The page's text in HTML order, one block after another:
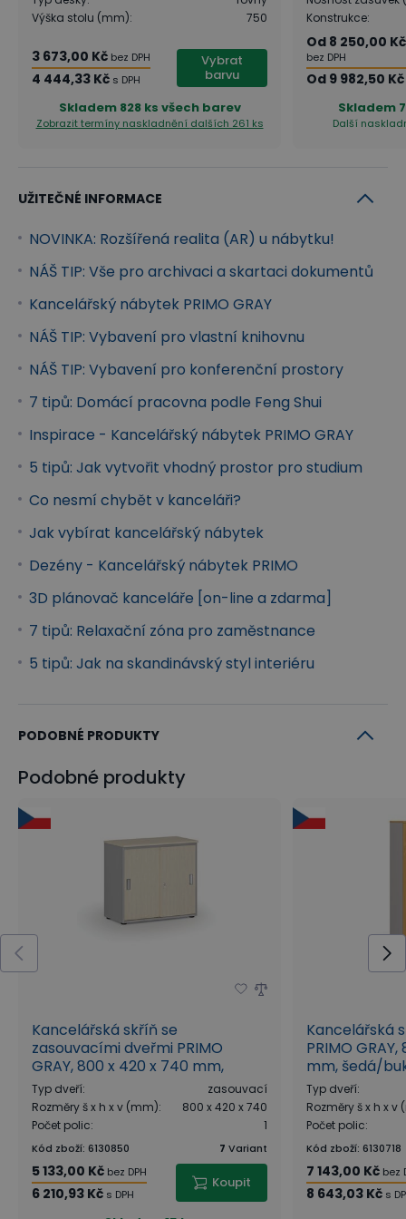
pro kanceláře, ale i lékařské ordinace a domácí
pracovny, které může v různých verzích šikovně
oživit.
Vybírat můžete ze 7 dezénů:
Stoly
Rovné, rohové, ergonomické i výškově nastavitelné
stoly PRIMO GRAY tvoří díky své pestré nabídce
variant ideální řešení pro variabilitu prostoru i
ergonomii pracoviště. Stoly jsou doplněny o 2 mm
kovové podnože v šedé barvě. Odolné šedé
podnože působí v kanceláři nejen odlehčeně, ale
dodávají stolům i kvalitní a pevný základ.
Doplňky
Ke kancelářskému stolu a skříním PRIMO GRAY
můžete dokoupit přístavby, paravány či praktické
policové dělící vložky, které nejen rozšíří Váš
pracovní prostor, ale také zajistí členění plochy či
doplňují řadu o úložný prostor přímo u stolu. Mají dle
varianty 3 nebo 4 zásuvky doplněné o madla z
cylindrickým zámkem se 2 klíči.
Regály a knihovny PRIMO GRAY zajistí, že budete mít
všechny své dokumenty ihned po ruce, na očích a
přehledně srovnané. Vyznačují se šedým
provedením korpusů, pevnými policemi s nosností
umožňují snadné umístění regálů kamkoliv do
prostoru.
Skříně
Kancelářské skříně řady PRIMO GRAY se díky své
robustní konstrukci řadí mezi opravdu bytelný
nábytek. Poskytnou dostatek prostoru při úschově
Výška stolu (mm): 750
3 673,00 Kč bez DPH
4 444,33 Kč s DPH
Vybrat
barvu
Skladem 828 ks všech barev
Zobrazit termíny naskladnění dalších 261 ks
Konstrukce:
Od 8 250,00 Kč
bez DPH
Od 9 982,50 Kč
Skladem
Další
UŽITEČNÉ INFORMACE
NOVINKA: Rozšířená realita (AR) u nábytku!
NÁŠ TIP: Vše pro archivaci a skartaci dokumentů
Kancelářský nábytek PRIMO GRAY
NÁŠ TIP: Vybavení pro vlastní knihovnu
NÁŠ TIP: Vybavení pro konferenční prostory
7 tipů: Domácí pracovna podle Feng Shui
Inspirace - Kancelářský nábytek PRIMO GRAY
5 tipů: Jak vytvořit vhodný prostor pro studium
Co nesmí chybět v kanceláři?
Jak vybírat kancelářský nábytek
Dezény - Kancelářský nábytek PRIMO
3D plánovač kanceláře [on-line a zdarma]
7 tipů: Relaxační zóna pro zaměstnance
5 tipů: Jak na skandinávský styl interiéru
PODOBNÉ PRODUKTY
Podobné produkty
Kancelářská skříň se
zasouvacími dveřmi PRIMO
GRAY, 800 x 420 x 740 mm,
šedá/bříza
Typ dveří:
zasouvací
Rozměry š x h x v (mm):
800 x 420 x 740
Počet polic: 1
Kód zboží: 6130850 7 Variant
5 133,00 Kč bez DPH
6 210,93 Kč s DPH
Koupit
Kancelářská
PRIMO
mm, šedá/
Typ dveří:
Rozměry š x h x v
Počet polic:
Kód zboží: 6130718
7 143,00 Kč bez
8 643,03 Kč s